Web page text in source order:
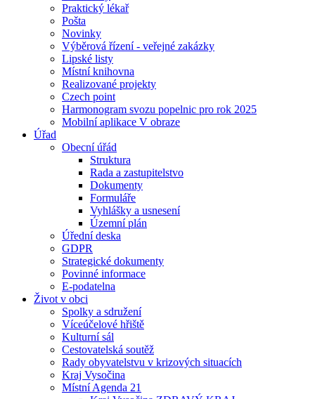
Praktický lékař
Pošta
Novinky
Výběrová řízení - veřejné zakázky
Lipské listy
Místní knihovna
Realizované projekty
Czech point
Harmonogram svozu popelnic pro rok 2025
Mobilní aplikace V obraze
Úřad
Obecní úřád
Struktura
Rada a zastupitelstvo
Dokumenty
Formuláře
Vyhlášky a usnesení
Územní plán
Úřední deska
GDPR
Strategické dokumenty
Povinné informace
E-podatelna
Život v obci
Spolky a sdružení
Víceúčelové hřiště
Kulturní sál
Cestovatelská soutěž
Rady obyvatelstvu v krizových situacích
Kraj Vysočina
Místní Agenda 21